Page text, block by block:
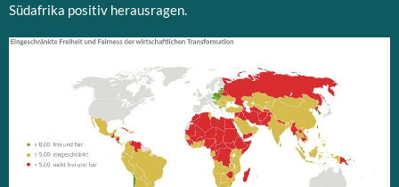
Südafrika positiv herausragen.